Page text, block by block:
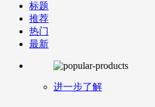
标题
推荐
热门
最新
进一步了解